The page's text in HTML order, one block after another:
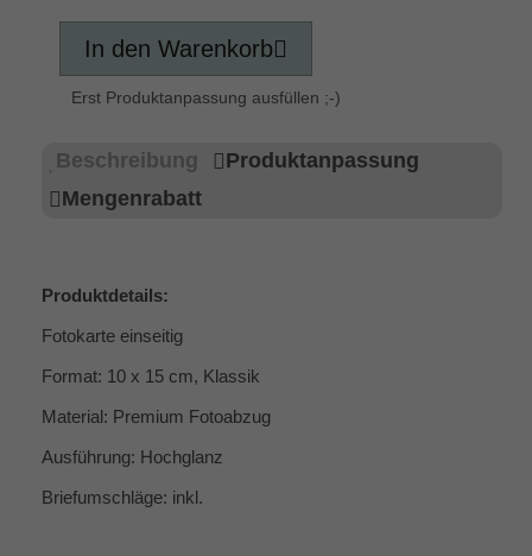
In den Warenkorb
Erst Produktanpassung ausfüllen ;-)
Beschreibung
Produktanpassung
Mengenrabatt
Produktdetails:
Fotokarte einseitig
Format: 10 x 15 cm, Klassik
Material: Premium Fotoabzug
Ausführung: Hochglanz
Briefumschläge: inkl.